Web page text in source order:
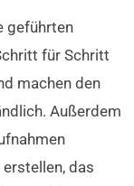
geführten
für Schritt
machen den
Außerdem
das